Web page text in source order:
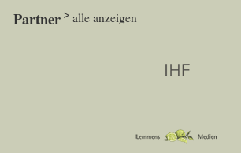
Partner alle anzeigen